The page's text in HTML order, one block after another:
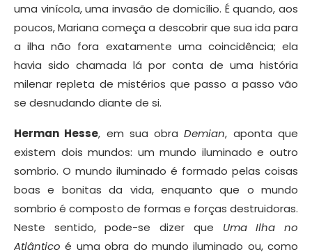
uma vinícola, uma invasão de domicílio. É quando, aos
poucos, Mariana começa a descobrir que sua ida para
a ilha não fora exatamente uma coincidência; ela
havia sido chamada lá por conta de uma história
milenar repleta de mistérios que passo a passo vão
se desnudando diante de si.
Herman Hesse, em sua obraDemian, aponta que
existem dois mundos: um mundo iluminado e outro
sombrio. O mundo iluminado é formado pelas coisas
boas e bonitas da vida, enquanto que o mundo
sombrio é composto de formas e forças destruidoras.
Neste sentido, pode-se dizer que Uma Ilha no
Atlântico é uma obra do mundo iluminado ou, como